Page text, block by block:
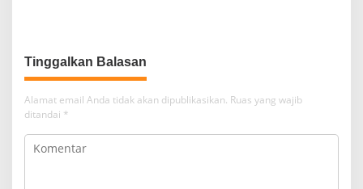
Tinggalkan Balasan
Alamat email Anda tidak akan dipublikasikan. Ruas yang wajib
ditandai *